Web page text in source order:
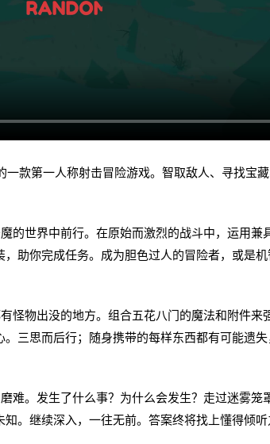
一款第一人称射击冒险游戏。智取敌人、寻找宝
世界中前行。在原始而激烈的战斗中，运用兼
助你完成任务。成为胆色过人的冒险者，或是
物出没的地方。组合五花八门的魔法和附件来
三思而后行；随身携带的每样东西都有可能遗
。发生了什么事？为什么会发生？走过迷雾笼
。继续深入，一往无前。答案终将找上懂得倾听